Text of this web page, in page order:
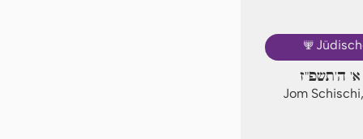
🕎
א' ה'תשפ"ז
Jom